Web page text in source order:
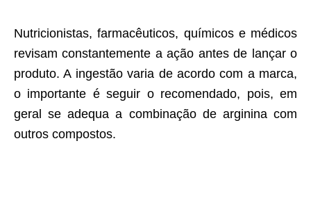
Nutricionistas, farmacêuticos, químicos e médicos
revisam constantemente a ação antes de lançar o
produto. A ingestão varia de acordo com a marca,
o importante é seguir o recomendado, pois, em
geral se adequa a combinação de arginina com
outros compostos.